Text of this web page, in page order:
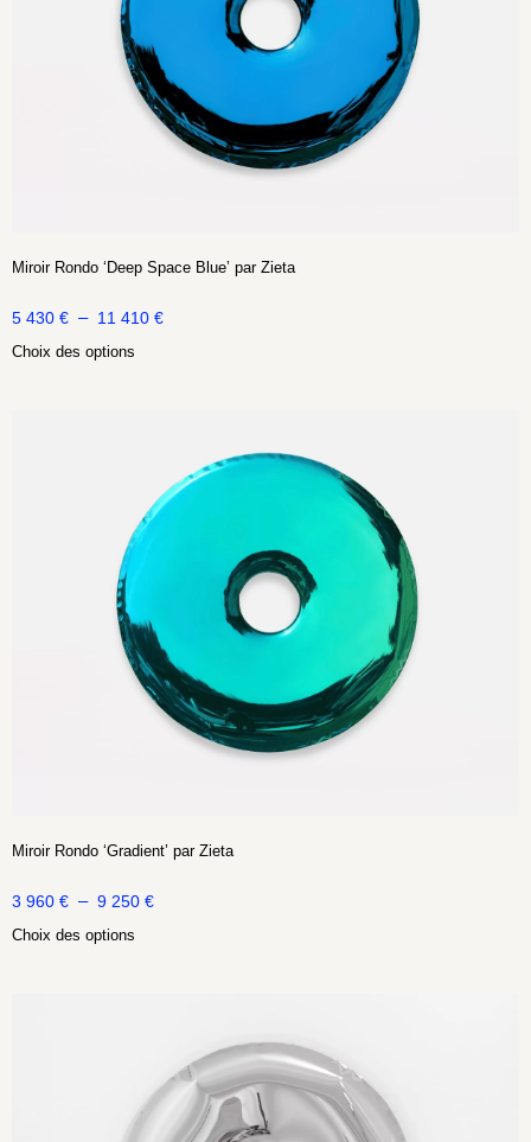
Miroir Rondo ‘Deep Space Blue’ par Zieta
5 430 € – 11 410 €
Choix des options
Miroir Rondo ‘Gradient’ par Zieta
3 960 € – 9 250 €
Choix des options